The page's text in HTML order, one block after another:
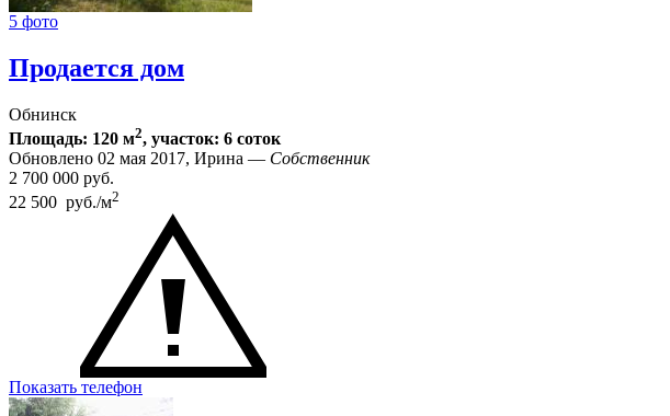
5 фото
Продается дом
Обнинск
Площадь: 120 м2, участок: 6 соток
Обновлено 02 мая 2017, Ирина — Собственник
2 700 000 руб.
22 500 руб./м2
Показать телефон